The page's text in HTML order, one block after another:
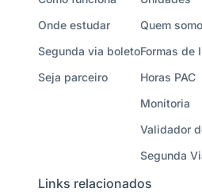
Onde estudar
Segunda via boleto
Seja parceiro
Quem
Formas de
Horas PAC
Monitoria
Validador
Segunda
Links relacionados